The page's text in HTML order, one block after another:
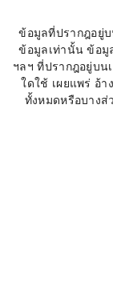
ข้อมูลที่ปรากฎอยู่
ข้อมูลเท่านั้น ข้อมู
ฯลฯ ที่ปรากฎอยู่บน
ใดใช้ เผยแพร่ อ้
ทั้งหมดหรือบางส่